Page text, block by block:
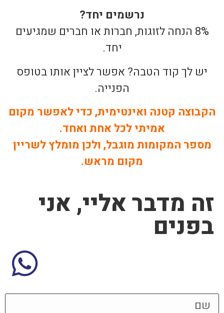
נרשמים יחד?
8% הנחה לזוגות, חברות או חברים שמגיעים
יחד.
יש לך קוד הטבה? אפשר לציין אותו בטופס
הפנייה.
הקבוצה קטנה ואינטימית, כדי לאפשר מקום
אמיתי לכל אחת ואחד.
מספר המקומות מוגבל, ולכן מומלץ לשריין
מקום מראש.
זה מדבר אליי, אני
בפנים